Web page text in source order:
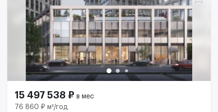
15 497 538 ₽ в мес
76 860 ₽ м²/год